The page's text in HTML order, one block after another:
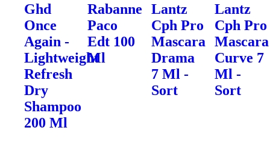
Ghd
Once
Again -
Lightweight
Refresh
Dry
Shampoo
200 Ml
Rabanne
Paco
Edt 100
Ml
Lantz
Cph Pro
Mascara
Drama
7 Ml -
Sort
Lantz
Cph Pro
Mascara
Curve 7
Ml -
Sort